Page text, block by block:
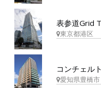
表参道Grid
東京都港区
コンチェル
愛知県豊橋市